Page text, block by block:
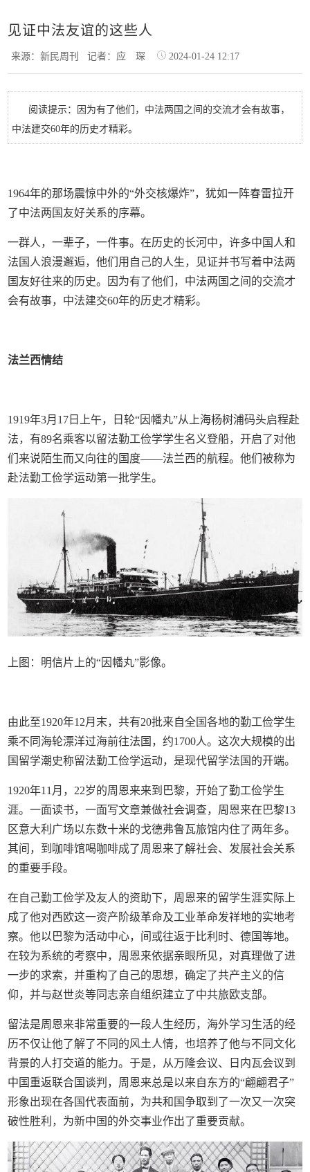
见证中法友谊的这些人
来源：新民周刊记者：应 琛 2024-01-24 12:17
阅读提示：因为有了他们，中法两国之间的交流才会有故事，
中法建交60年的历史才精彩。
1964年的那场震惊中外的“外交核爆炸”，犹如一阵春雷拉开
了中法两国友好关系的序幕。
一群人，一辈子，一件事。在历史的长河中，许多中国人和
法国人浪漫邂逅，他们用自己的人生，见证并书写着中法两
国友好往来的历史。因为有了他们，中法两国之间的交流才
会有故事，中法建交60年的历史才精彩。
法兰西情结
1919年3月17日上午，日轮“因幡丸”从上海杨树浦码头启程赴
法，有89名乘客以留法勤工俭学学生名义登船，开启了对他
们来说陌生而又向往的国度——法兰西的航程。他们被称为
赴法勤工俭学运动第一批学生。
上图：明信片上的“因幡丸”影像。
由此至1920年12月末，共有20批来自全国各地的勤工俭学生
乘不同海轮漂洋过海前往法国，约1700人。这次大规模的出
国留学潮史称留法勤工俭学运动，是现代留学法国的开端。
1920年11月，22岁的周恩来来到巴黎，开始了勤工俭学生
涯。一面读书，一面写文章兼做社会调查，周恩来在巴黎13
区意大利广场以东数十米的戈德弗鲁瓦旅馆内住了两年多。
其间，到咖啡馆喝咖啡成了周恩来了解社会、发展社会关系
的重要手段。
在自己勤工俭学及友人的资助下，周恩来的留学生涯实际上
成了他对西欧这一资产阶级革命及工业革命发祥地的实地考
察。他以巴黎为活动中心，间或往返于比利时、德国等地。
在较为系统的考察中，周恩来依据亲眼所见，对真理做了进
一步的求索，并重构了自己的思想，确定了共产主义的信
仰，并与赵世炎等同志亲自组织建立了中共旅欧支部。
留法是周恩来非常重要的一段人生经历，海外学习生活的经
历不仅让他了解了不同的风土人情，也培养了他与不同文化
背景的人打交道的能力。于是，从万隆会议、日内瓦会议到
中国重返联合国谈判，周恩来总是以来自东方的“翩翩君子”
形象出现在各国代表面前，为共和国争取到了一次又一次突
破性胜利，为新中国的外交事业作出了重要贡献。